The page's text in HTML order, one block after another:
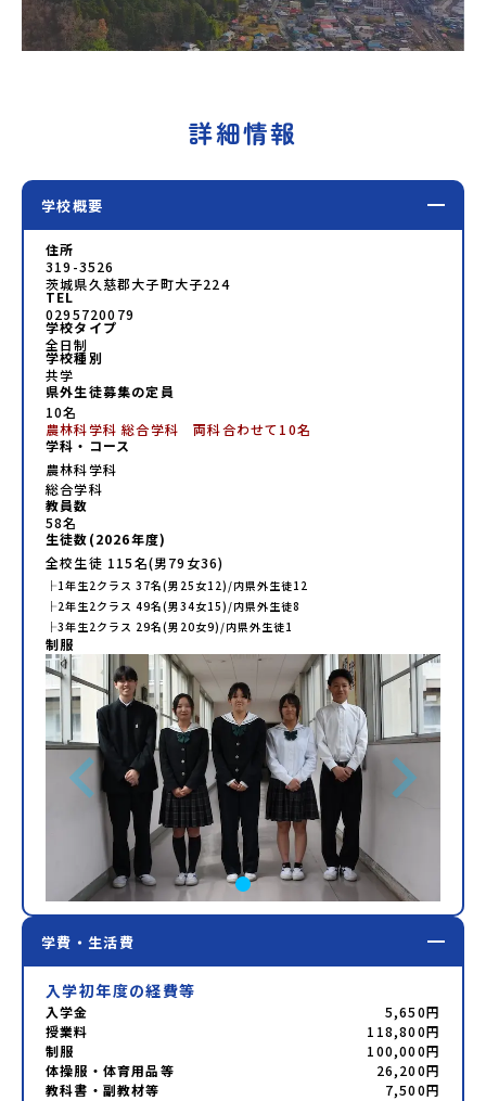
詳細情報
学校概要
住所
319-3526
茨城県久慈郡大子町大子224
TEL
0295720079
学校タイプ
全日制
学校種別
共学
県外生徒募集の定員
10名
農林科学科 総合学科 両科合わせて10名
学科・コース
農林科学科
総合学科
教員数
58名
生徒数(2026年度)
全校生徒 115名(男79 女36)
├1年生2クラス 37名(男 25 女12)/内県外生徒12
├2年生2クラス 49名(男34女15)/内県外生徒8
├3年生2クラス 29名(男 20女9)/内県外生徒1
制服
学費・生活費
入学初年度の経費等
入学金
5,650円
授業料
118,800円
制服
100,000円
体操服・体育用品等
26,200円
教科書・副教材等
7,500円